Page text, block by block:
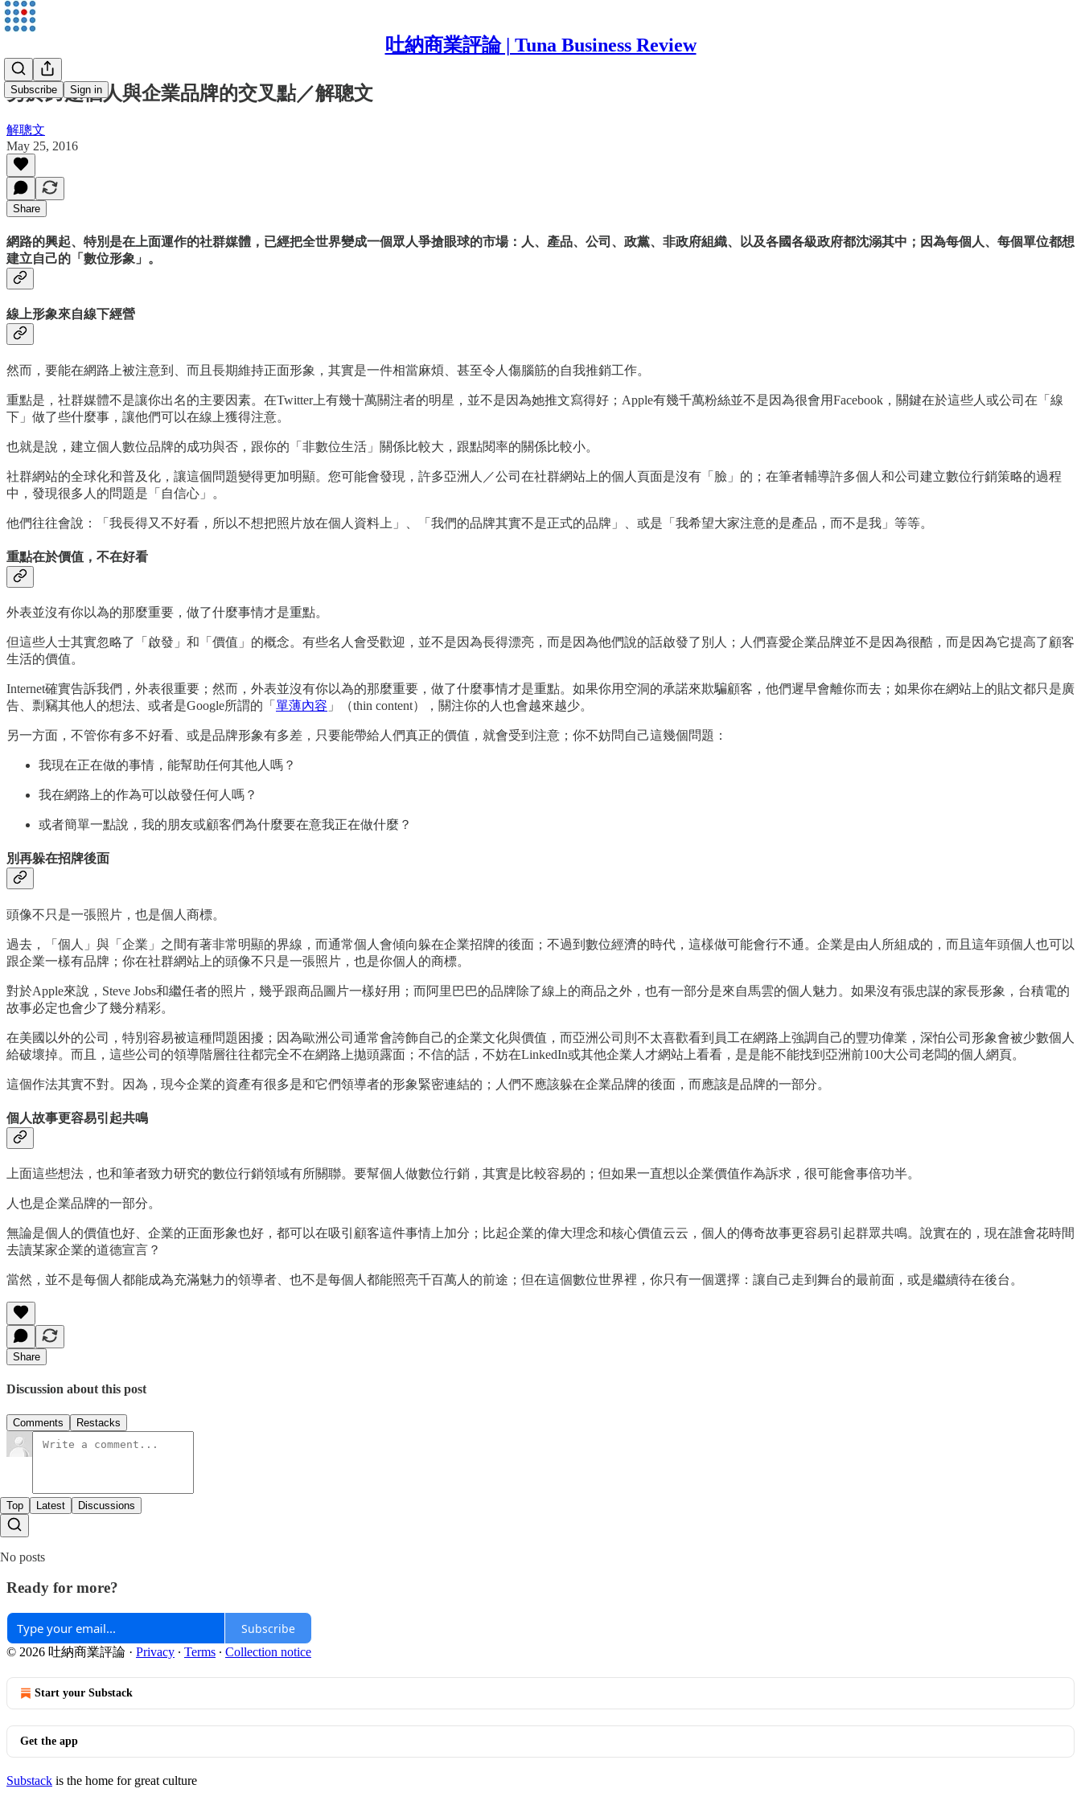
吐納商業評論 | Tuna Business Review
Subscribe Sign in
勇於跨越個人與企業品牌的交叉點／解聰文
解聰文
May 25, 2016
Share
網路的興起、特別是在上面運作的社群媒體，已經把全世界變成一個眾人爭搶眼球的市場：人、產品、公司、政黨、非政府組織、以及各國各級政府都沈溺其中；因為每個人、每個單位都想
建立自己的「數位形象」。
線上形象來自線下經營
然而，要能在網路上被注意到、而且長期維持正面形象，其實是一件相當麻煩、甚至令人傷腦筋的自我推銷工作。
重點是，社群媒體不是讓你出名的主要因素。在Twitter上有幾十萬關注者的明星，並不是因為她推文寫得好；Apple有幾千萬粉絲並不是因為很會用Facebook，關鍵在於這些人或公司在「線
下」做了些什麼事，讓他們可以在線上獲得注意。
也就是說，建立個人數位品牌的成功與否，跟你的「非數位生活」關係比較大，跟點閱率的關係比較小。
社群網站的全球化和普及化，讓這個問題變得更加明顯。您可能會發現，許多亞洲人／公司在社群網站上的個人頁面是沒有「臉」的；在筆者輔導許多個人和公司建立數位行銷策略的過程
中，發現很多人的問題是「自信心」。
他們往往會說：「我長得又不好看，所以不想把照片放在個人資料上」、「我們的品牌其實不是正式的品牌」、或是「我希望大家注意的是產品，而不是我」等等。
重點在於價值，不在好看
外表並沒有你以為的那麼重要，做了什麼事情才是重點。
但這些人士其實忽略了「啟發」和「價值」的概念。有些名人會受歡迎，並不是因為長得漂亮，而是因為他們說的話啟發了別人；人們喜愛企業品牌並不是因為很酷，而是因為它提高了顧客
生活的價值。
Internet確實告訴我們，外表很重要；然而，外表並沒有你以為的那麼重要，做了什麼事情才是重點。如果你用空洞的承諾來欺騙顧客，他們遲早會離你而去；如果你在網站上的貼文都只是廣
告、剽竊其他人的想法、或者是Google所謂的「 單薄內容 」（thin content），關注你的人也會越來越少。
另一方面，不管你有多不好看、或是品牌形象有多差，只要能帶給人們真正的價值，就會受到注意；你不妨問自己這幾個問題：
我現在正在做的事情，能幫助任何其他人嗎？
我在網路上的作為可以啟發任何人嗎？
或者簡單一點說，我的朋友或顧客們為什麼要在意我正在做什麼？
別再躲在招牌後面
頭像不只是一張照片，也是個人商標。
過去，「個人」與「企業」之間有著非常明顯的界線，而通常個人會傾向躲在企業招牌的後面；不過到數位經濟的時代，這樣做可能會行不通。企業是由人所組成的，而且這年頭個人也可以
跟企業一樣有品牌；你在社群網站上的頭像不只是一張照片，也是你個人的商標。
對於Apple來說，Steve Jobs和繼任者的照片，幾乎跟商品圖片一樣好用；而阿里巴巴的品牌除了線上的商品之外，也有一部分是來自馬雲的個人魅力。如果沒有張忠謀的家長形象，台積電的
故事必定也會少了幾分精彩。
在美國以外的公司，特別容易被這種問題困擾；因為歐洲公司通常會誇飾自己的企業文化與價值，而亞洲公司則不太喜歡看到員工在網路上強調自己的豐功偉業，深怕公司形象會被少數個人
給破壞掉。而且，這些公司的領導階層往往都完全不在網路上拋頭露面；不信的話，不妨在LinkedIn或其他企業人才網站上看看，是是能不能找到亞洲前100大公司老闆的個人網頁。
這個作法其實不對。因為，現今企業的資產有很多是和它們領導者的形象緊密連結的；人們不應該躲在企業品牌的後面，而應該是品牌的一部分。
個人故事更容易引起共鳴
上面這些想法，也和筆者致力研究的數位行銷領域有所關聯。要幫個人做數位行銷，其實是比較容易的；但如果一直想以企業價值作為訴求，很可能會事倍功半。
人也是企業品牌的一部分。
無論是個人的價值也好、企業的正面形象也好，都可以在吸引顧客這件事情上加分；比起企業的偉大理念和核心價值云云，個人的傳奇故事更容易引起群眾共鳴。說實在的，現在誰會花時間
去讀某家企業的道德宣言？
當然，並不是每個人都能成為充滿魅力的領導者、也不是每個人都能照亮千百萬人的前途；但在這個數位世界裡，你只有一個選擇：讓自己走到舞台的最前面，或是繼續待在後台。
Share
Discussion about this post
Comments Restacks
Top Latest Discussions
No posts
Ready for more?
Subscribe
© 2026 吐納商業評論 · Privacy ∙ Terms ∙ Collection notice
Start your Substack
Get the app
Substack is the home for great culture